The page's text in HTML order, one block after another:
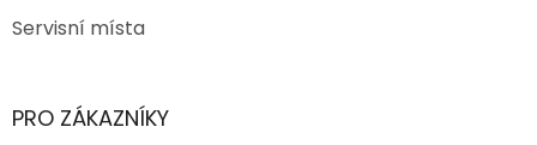
Servisní místa
PRO ZÁKAZNÍKY